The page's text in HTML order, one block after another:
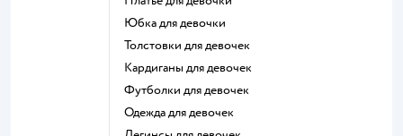
Юбка для девочки
Толстовки для девочек
Кардиганы для девочек
Футболки для девочек
Одежда для девочек